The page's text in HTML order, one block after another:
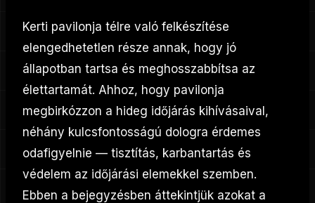
Kerti pavilonja télre való felkészítése
elengedhetetlen része annak, hogy jó
állapotban tartsa és meghosszabbítsa az
élettartamát. Ahhoz, hogy pavilonja
megbirkózzon a hideg időjárás kihívásaival,
néhány kulcsfontosságú dologra érdemes
odafigyelnie — tisztítás, karbantartás és
védelem az időjárási elemekkel szemben.
Ebben a bejegyzésben áttekintjük azokat a